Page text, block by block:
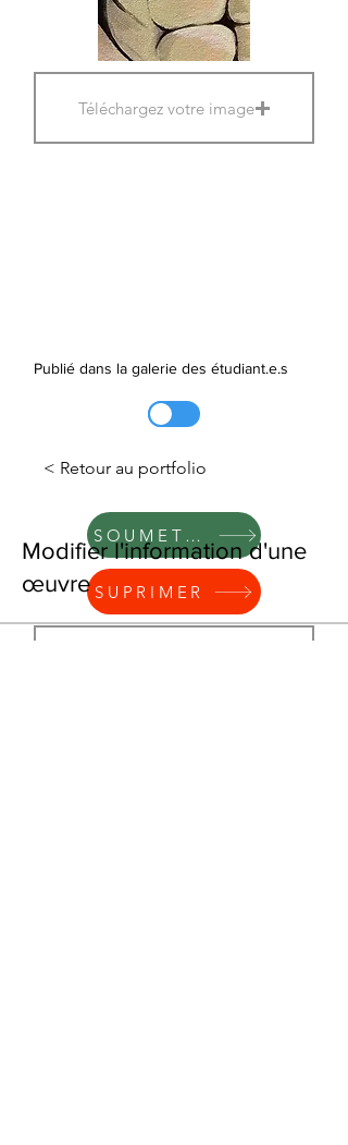
Téléchargez votre image
Publié dans la galerie des étudiant.e.s
SOUMETTRE
SUPRIMER
< Retour au portfolio
Modifier l'information d'une
œuvre